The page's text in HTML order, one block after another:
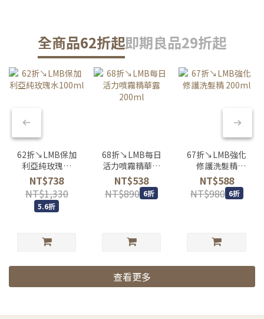
全商品62折起即期良品29折起
62折↘LMB保加
利亞純玫瑰水
100ml
NT$738
NT$1,330
5.6折
68折↘LMB每日
活力噴霧精華露
200ml
NT$538
NT$890 6折
67折↘LMB強化
修護洗髮精
200ml
NT$588
NT$980 6折
查看更多